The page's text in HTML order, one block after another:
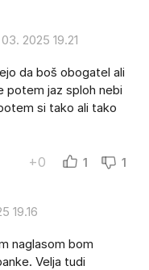
2025 19.21
da boš obogatel ali
potem jaz sploh nebi
si tako ali tako
+0 1 1
19.16
naglasom bom
Velja tudi